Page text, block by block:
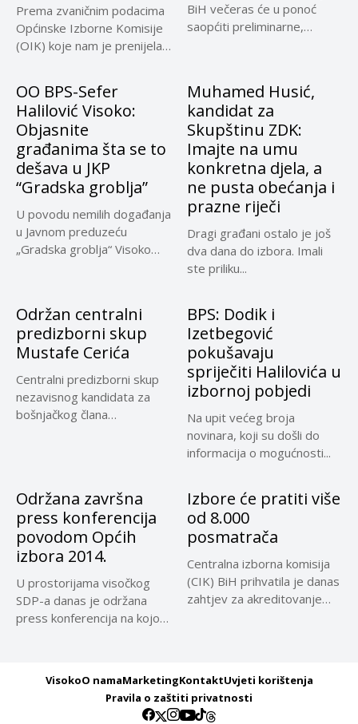
Prema zvaničnim podacima
Općinske Izborne Komisije
(OIK) koje nam je prenijela
BiH večeras će u ponoć
saopćiti preliminarne,
OO BPS-Sefer
Halilović Visoko:
Objasnite
građanima šta se to
dešava u JKP
“Gradska groblja”
U povodu nemilih događanja
u Javnom preduzeću
„Gradska groblja“ Visoko
Muhamed Husić,
kandidat za
Skupštinu ZDK:
Imajte na umu
konkretna djela, a
ne pusta obećanja i
prazne riječi
Dragi građani ostalo je još
dva dana do izbora. Imali
ste priliku...
Održan centralni
predizborni skup
Mustafe Cerića
Centralni predizborni skup
nezavisnog kandidata za
bošnjačkog člana
BPS: Dodik i
Izetbegović
pokušavaju
spriječiti Halilovića u
izbornoj pobjedi
Na upit većeg broja
novinara, koji su došli do
informacija o mogućnosti...
Održana završna
press konferencija
povodom Općih
izbora 2014.
U prostorijama visočkog
SDP-a danas je održana
press konferencija na kojoj
Izbore će pratiti više
od 8.000
posmatrača
Centralna izborna komisija
(CIK) BiH prihvatila je danas
zahtjev za akreditovanje
VisokoO namaMarketingKontaktUvjeti korištenja
Pravila o zaštiti privatnosti